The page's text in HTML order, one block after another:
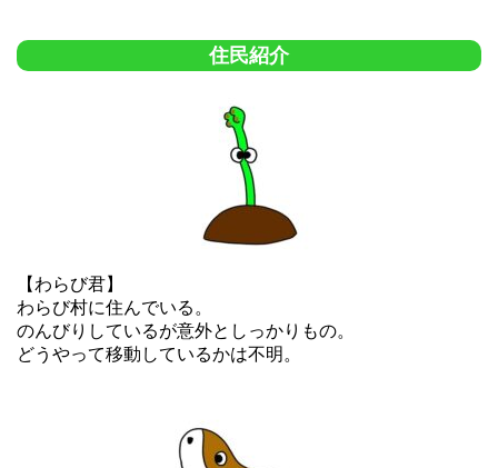
住民紹介
【わらび君】
わらび村に住んでいる。
のんびりしているが意外としっかりもの。
どうやって移動しているかは不明。